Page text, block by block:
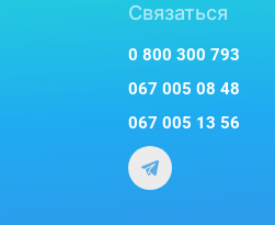
Связаться
0 800 300 793
067 005 08 48
067 005 13 56